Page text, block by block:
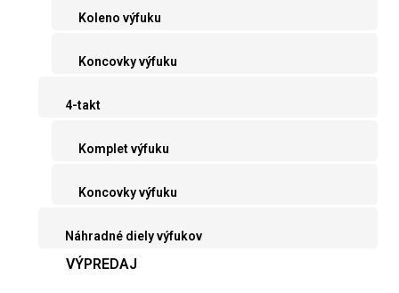
Koleno výfuku
Koncovky výfuku
4-takt
Komplet výfuku
Koncovky výfuku
Náhradné diely výfukov
VÝPREDAJ